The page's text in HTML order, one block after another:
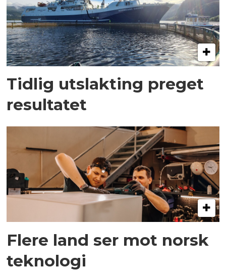
Tidlig utslakting preget
resultatet
Flere land ser mot norsk
teknologi